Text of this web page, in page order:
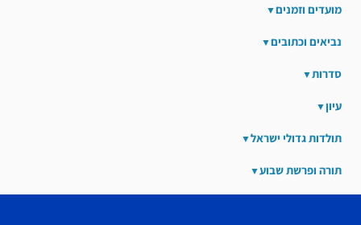
מועדים וזמנים
נביאים וכתובים
סדרות
עיון
תולדות גדולי ישראל
תורה ופרשת שבוע